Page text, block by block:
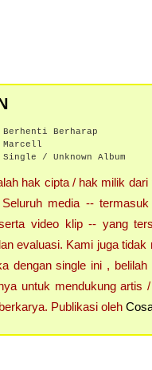
Berhenti Berharap
Marcell
Single / Unknown Album
hak cipta / hak milik dari
media -- termasuk
video klip -- yang
evaluasi. Kami juga tidak
dengan single ini ,
untuk mendukung artis
Publikasi oleh